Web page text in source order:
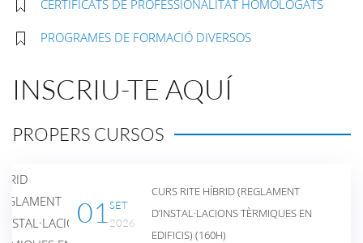
CERTIFICATS DE PROFESSIONALITAT HOMOLOGATS
PROGRAMES DE FORMACIÓ DIVERSOS
INSCRIU-TE AQUÍ
PROPERS CURSOS
01 SET
2026
CURS RITE HÍBRID (REGLAMENT
D’INSTAL·LACIONS TÈRMIQUES EN
EDIFICIS) (160H)